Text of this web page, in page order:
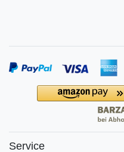
Service